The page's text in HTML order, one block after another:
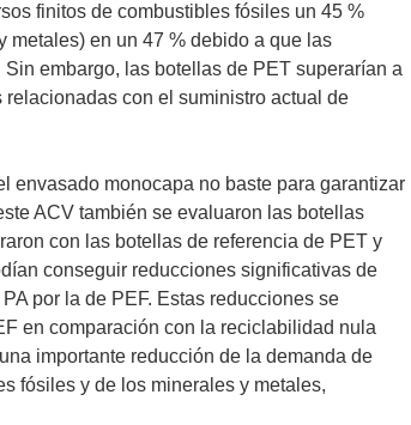
finitos de combustibles fósiles un 45 %
metales) en un 47 % debido a que las
embargo, las botellas de PET superarían a
con el suministro actual de
envasado monocapa no baste para garantizar
ACV también se evaluaron las botellas
con las botellas de referencia de PET y
conseguir reducciones significativas de
por la de PEF. Estas reducciones se
en comparación con la reciclabilidad nula
importante reducción de la demanda de
fósiles y de los minerales y metales,